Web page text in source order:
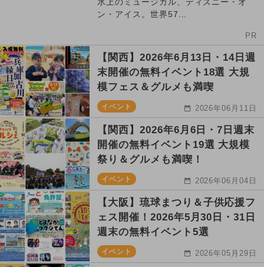
ン・アイス。世界57...
PR
【関西】2026年6月13日・14日週
末開催の無料イベント18選 大規
模フェス＆グルメも満喫
イベント 2026年06月11日
【関西】2026年6月6日・7日週末
開催の無料イベント19選 大規模
祭り＆グルメも満喫！
イベント 2026年06月04日
【大阪】琉球まつり＆子供応援フ
ェス開催！2026年5月30日・31日
週末の無料イベント5選
イベント 2026年05月29日